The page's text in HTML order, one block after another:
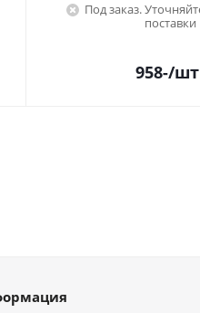
Под заказ.
поставки
958-/шт